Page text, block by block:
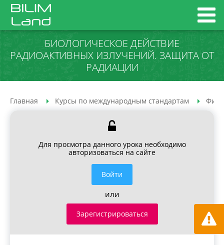
БИОЛОГИЧЕСКОЕ ДЕЙСТВИЕ
РАДИОАКТИВНЫХ ИЗЛУЧЕНИЙ. ЗАЩИТА ОТ
РАДИАЦИИ
Главная Курсы по международным стандартам
Для просмотра данного урока необходимо
авторизоваться на сайте
Войти
или
Зарегистрироваться